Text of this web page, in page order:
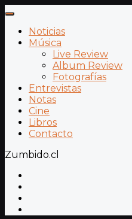
Noticias
Música
Live Review
Album Review
Fotografías
Entrevistas
Notas
Cine
Libros
Contacto
Zumbido.cl